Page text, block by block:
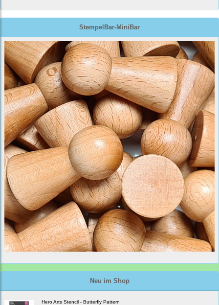
StempelBar-MiniBar
Neu im Shop
Hero Arts Stencil - Butterfly Pattern